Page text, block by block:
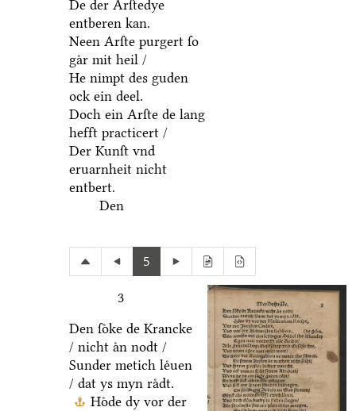
De der Arſtedye
entberen kan.
Neen Arſte purgert ſo
gaͤr mit heil /
He nimpt des guden
ock ein deel.
Doch ein Arſte de lang
hefft practicert /
Der Kunſt vnd
eruarnheit nicht
entbert.
Den
5
3
Den ſoͤke de Krancke
/ nicht aͤn nodt /
Sunder metich leͤuen
/ dat ys myn raͤdt.
Hoͤde dy vor der